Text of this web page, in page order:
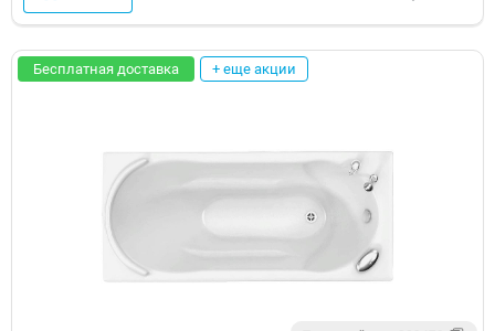
Бесплатная доставка + еще акции